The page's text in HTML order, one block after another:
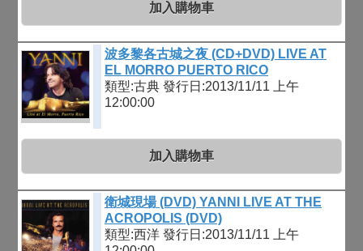
加入購物車
波多黎各古城之夜 (CD+DVD) LIVE AT
EL MORRO PUERTO RICO
類型:古典 發行日:2013/11/11 上午
12:00:00
加入購物車
衛城現場 (DVD) YANNI LIVE AT THE
ACROPOLIS (DVD)
類型:西洋 發行日:2013/11/11 上午